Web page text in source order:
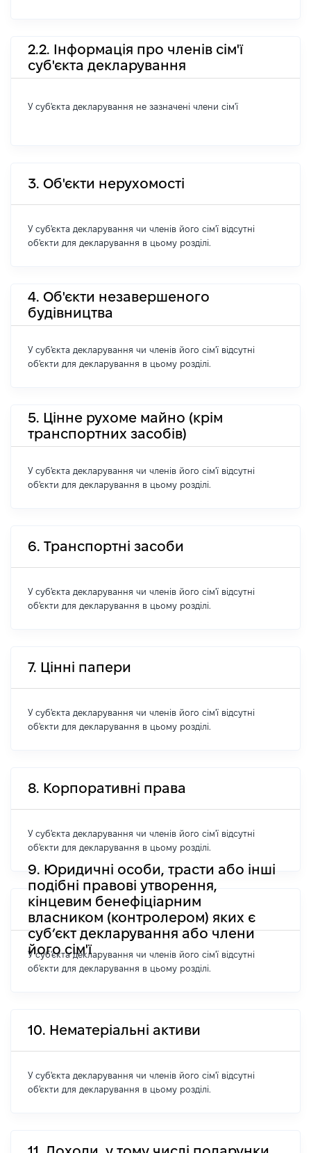
2.2. Інформація про членів сім'ї
суб'єкта декларування
У суб'єкта декларування не зазначені члени сім'ї
3. Об'єкти нерухомості
У суб'єкта декларування чи членів його сім'ї відсутні
об'єкти для декларування в цьому розділі.
4. Об'єкти незавершеного
будівництва
У суб'єкта декларування чи членів його сім'ї відсутні
об'єкти для декларування в цьому розділі.
5. Цінне рухоме майно (крім
транспортних засобів)
У суб'єкта декларування чи членів його сім'ї відсутні
об'єкти для декларування в цьому розділі.
6. Транспортні засоби
У суб'єкта декларування чи членів його сім'ї відсутні
об'єкти для декларування в цьому розділі.
7. Цінні папери
У суб'єкта декларування чи членів його сім'ї відсутні
об'єкти для декларування в цьому розділі.
8. Корпоративні права
У суб'єкта декларування чи членів його сім'ї відсутні
об'єкти для декларування в цьому розділі.
9. Юридичні особи, трасти або інші
подібні правові утворення,
кінцевим бенефіціарним
власником (контролером) яких є
суб’єкт декларування або члени
його сім'ї
У суб'єкта декларування чи членів його сім'ї відсутні
об'єкти для декларування в цьому розділі.
10. Нематеріальні активи
У суб'єкта декларування чи членів його сім'ї відсутні
об'єкти для декларування в цьому розділі.